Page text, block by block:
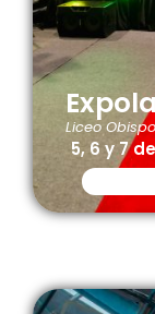
Liceo
5, 6 y 7